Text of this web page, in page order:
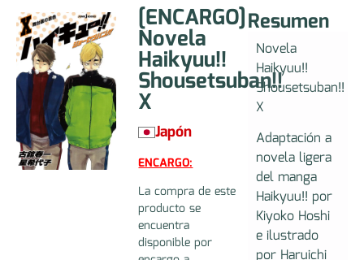
[ENCARGO]
Novela
Haikyuu!!
Shousetsuban!!
X
Japón
ENCARGO:
La compra de este
producto se
encuentra
disponible por
Resumen
Novela
Haikyuu!!
Shousetsuban!!
X
Adaptación a
novela ligera
del manga
Haikyuu!! por
Kiyoko Hoshi
e ilustrado
por Haruichi